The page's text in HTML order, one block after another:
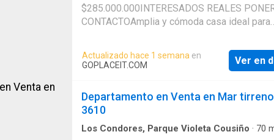
para comedor de diario. Logia techada -
Dormitorio de servicio en suite baño con
Segundo Piso: Dormitorio principal en suite
dormitorios amplios. Baño completo con
Tercer Piso mansarda: Sala de estar amplia
con ventana. Exterior y equipamiento: Terraza
techada. Piscina. Cerco eléctrico. Estacionami
$285.000.000INTERESADOS REALES
CONTACTOAmplia y cómoda casa ideal para
y cercanía a servicios esenciales. Ubicada
sector residencial consolidado de
propiedad destaca por su entorno natural y
dormitorios bien distribuidos3 baños
Actualizado hace 1 semana en
GOPLACEIT.COM
Ver en
Departamento en Venta en Mar tirreno
3610
Los Condores, Parque Violeta Cousiño · 70